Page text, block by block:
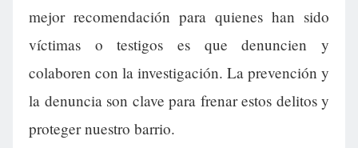
mejor recomendación para quienes han sido
víctimas o testigos es que denuncien y
colaboren con la investigación. La prevención y
la denuncia son clave para frenar estos delitos y
proteger nuestro barrio.